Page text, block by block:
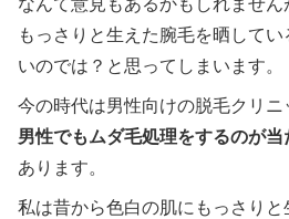
なんて意見もあるかもしれませ
もっさりと生えた腕毛を晒して
いのでは？と思ってしまいます。
今の時代は男性向けの脱毛クリニ
男性でもムダ毛処理をするのが当
あります。
私は昔から色白の肌にもっさりと